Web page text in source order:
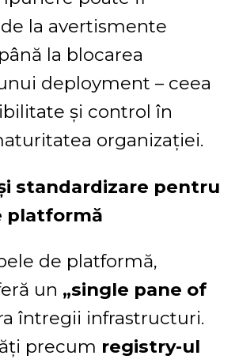
la avertismente
la blocarea
deployment – ceea
și control în
organizației.
standardizare pentru
platformă
de platformă,
un „single pane of
întregii infrastructuri.
precum registry-ul